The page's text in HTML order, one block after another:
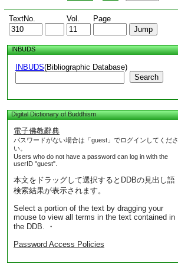
TextNo. Vol. Page
INBUDS
INBUDS(Bibliographic Database)
Search
Digital Dictionary of Buddhism
電子佛教辭典
パスワードがない場合は「guest」でログインしてくださ
い。
Users who do not have a password can log in with the
userID "guest".
本文をドラッグして選択するとDDBの見出し語
検索結果が表示されます。
Select a portion of the text by dragging your
mouse to view all terms in the text contained in
the DDB. ・
Password Access Policies